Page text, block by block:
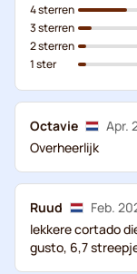
4 sterren
3 sterren
2 sterren
1 ster
Octavie
Apr.
Overheerlijk
Ruud
Feb.
lekkere cortado
gusto, 6,7